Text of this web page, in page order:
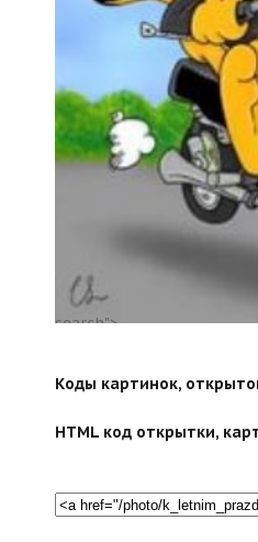
search">
Коды картинок,
HTML код открытки,